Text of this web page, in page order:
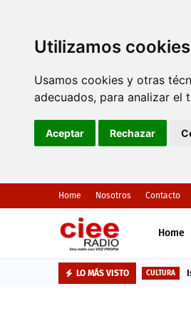
Utilizamos cookies
Usamos cookies y otras
adecuados, para analizar el
Aceptar Rechazar
Home Nosotros Contacto
Home
LO MÁS VISTO CULTURA